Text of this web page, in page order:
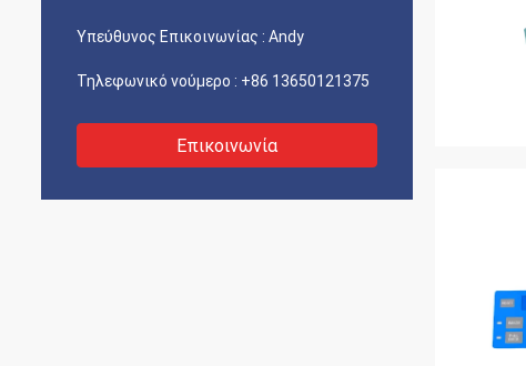
Υπεύθυνος Επικοινωνίας : Andy
Τηλεφωνικό νούμερο : +86 13650121375
Επικοινωνία